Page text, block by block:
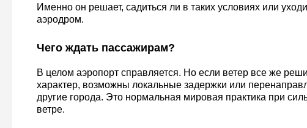
Именно он решает, садиться ли в таких условиях или
аэродром.
Чего ждать пассажирам?
В целом аэропорт справляется. Но если ветер все же
характер, возможны локальные задержки или
другие города. Это нормальная мировая практика при
ветре.